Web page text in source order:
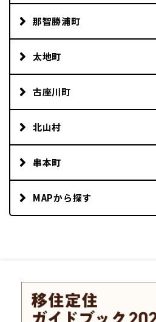
那智勝浦町
太地町
古座川町
北山村
串本町
MAPから探す